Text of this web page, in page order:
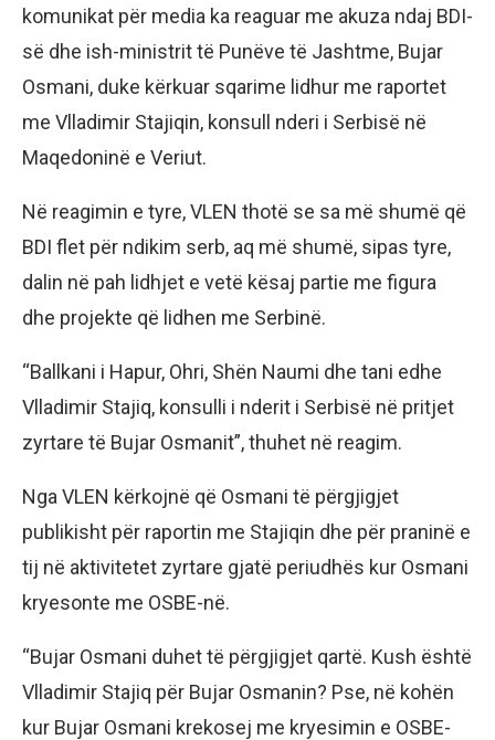
komunikat për media ka reaguar me akuza ndaj BDI-
së dhe ish-ministrit të Punëve të Jashtme, Bujar
Osmani, duke kërkuar sqarime lidhur me raportet
me Vlladimir Stajiqin, konsull nderi i Serbisë në
Maqedoninë e Veriut.
Në reagimin e tyre, VLEN thotë se sa më shumë që
BDI flet për ndikim serb, aq më shumë, sipas tyre,
dalin në pah lidhjet e vetë kësaj partie me figura
dhe projekte që lidhen me Serbinë.
“Ballkani i Hapur, Ohri, Shën Naumi dhe tani edhe
Vlladimir Stajiq, konsulli i nderit i Serbisë në pritjet
zyrtare të Bujar Osmanit”, thuhet në reagim.
Nga VLEN kërkojnë që Osmani të përgjigjet
publikisht për raportin me Stajiqin dhe për praninë e
tij në aktivitetet zyrtare gjatë periudhës kur Osmani
kryesonte me OSBE-në.
“Bujar Osmani duhet të përgjigjet qartë. Kush është
Vlladimir Stajiq për Bujar Osmanin? Pse, në kohën
kur Bujar Osmani krekosej me kryesimin e OSBE-